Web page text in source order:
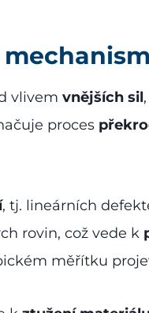
vlivem vnějších sil
proces
, tj. lineárních
rovin, což vede k
měřítku